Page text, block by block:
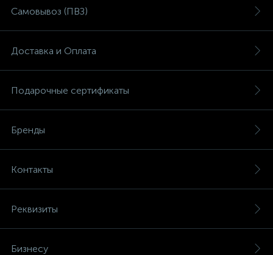
Самовывоз (ПВЗ)
Доставка и Оплата
Подарочные сертификаты
Бренды
Контакты
Реквизиты
Бизнесу